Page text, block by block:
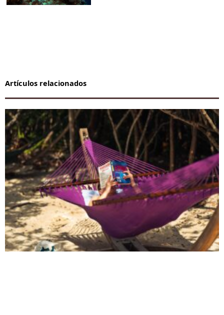
Artículos relacionados